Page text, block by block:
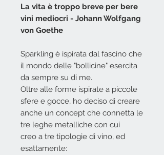
La vita è troppo breve per bere
vini mediocri - Johann Wolfgang
von Goethe
Sparkling è ispirata dal fascino che
il mondo delle "bollicine" esercita
da sempre su di me.
Oltre alle forme ispirate a piccole
sfere e gocce, ho deciso di creare
anche un concept che connetta le
tre leghe metalliche con cui
creo a tre tipologie di vino, ed
esattamente: